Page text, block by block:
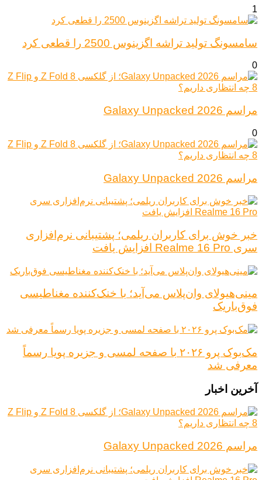
1
سامسونگ تولید تراشه اگزینوس 2500 را قطعی کرد
0
مراسم Galaxy Unpacked 2026
0
مراسم Galaxy Unpacked 2026
خبر خوش برای کاربران ریلمی؛ پشتیبانی نرم‌افزاری
سری Realme 16 Pro افزایش یافت
مینی‌هیولای وان‌پلاس می‌آید؛ با خنک‌کننده مغناطیسی
فوق‌باریک
مک‌بوک پرو ۲۰۲۶ با صفحه لمسی و جزیره پویا رسماً
معرفی شد
آخرین اخبار
مراسم Galaxy Unpacked 2026